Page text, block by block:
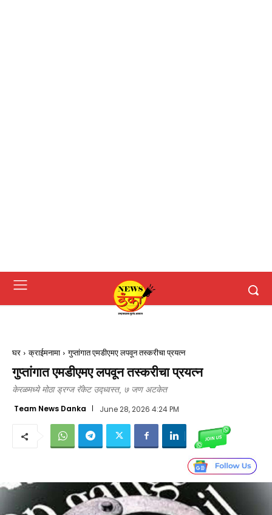
घर क्राईमनामा गुप्तांगात एमडीएमए लपवून तस्करीचा प्रयत्न
गुप्तांगात एमडीएमए लपवून तस्करीचा प्रयत्न
केरळमध्ये मोठा ड्रग्ज रॅकेट उद्ध्वस्त, ७ जण अटकेत
Team News Danka June 28, 2026 4:24 PM